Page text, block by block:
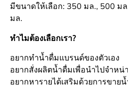
มีขนาดให้เลือก: 350 มล., 500 ม
มล.
ทำไมต้องเลือกเรา?
อยากทำน้ำดื่มแบรนด์ของตัวเอง
อยากสั่งผลิตน้ำดื่มเพื่อนำไปจำหน่
อยากหารายได้เสริมด้วยการขาย